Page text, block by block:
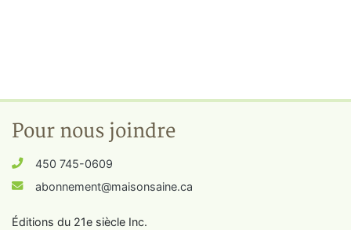
Pour nous joindre
450 745-0609
abonnement@maisonsaine.ca
Éditions du 21e siècle Inc.